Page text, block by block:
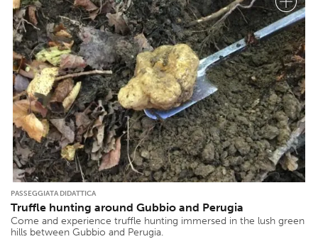
PASSEGGIATA DIDATTICA
Truffle hunting around Gubbio and Perugia
Come and experience truffle hunting immersed in the lush green
hills between Gubbio and Perugia.